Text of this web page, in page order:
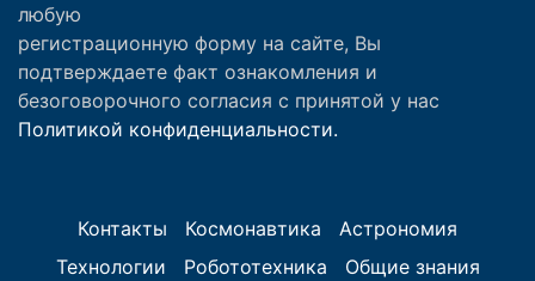
любую
регистрационную форму на сайте, Вы
подтверждаете факт ознакомления и
безоговорочного согласия с принятой у нас
Политикой конфиденциальности.
Контакты Космонавтика
Астрономия
Технологии
Робототехника Общие знания